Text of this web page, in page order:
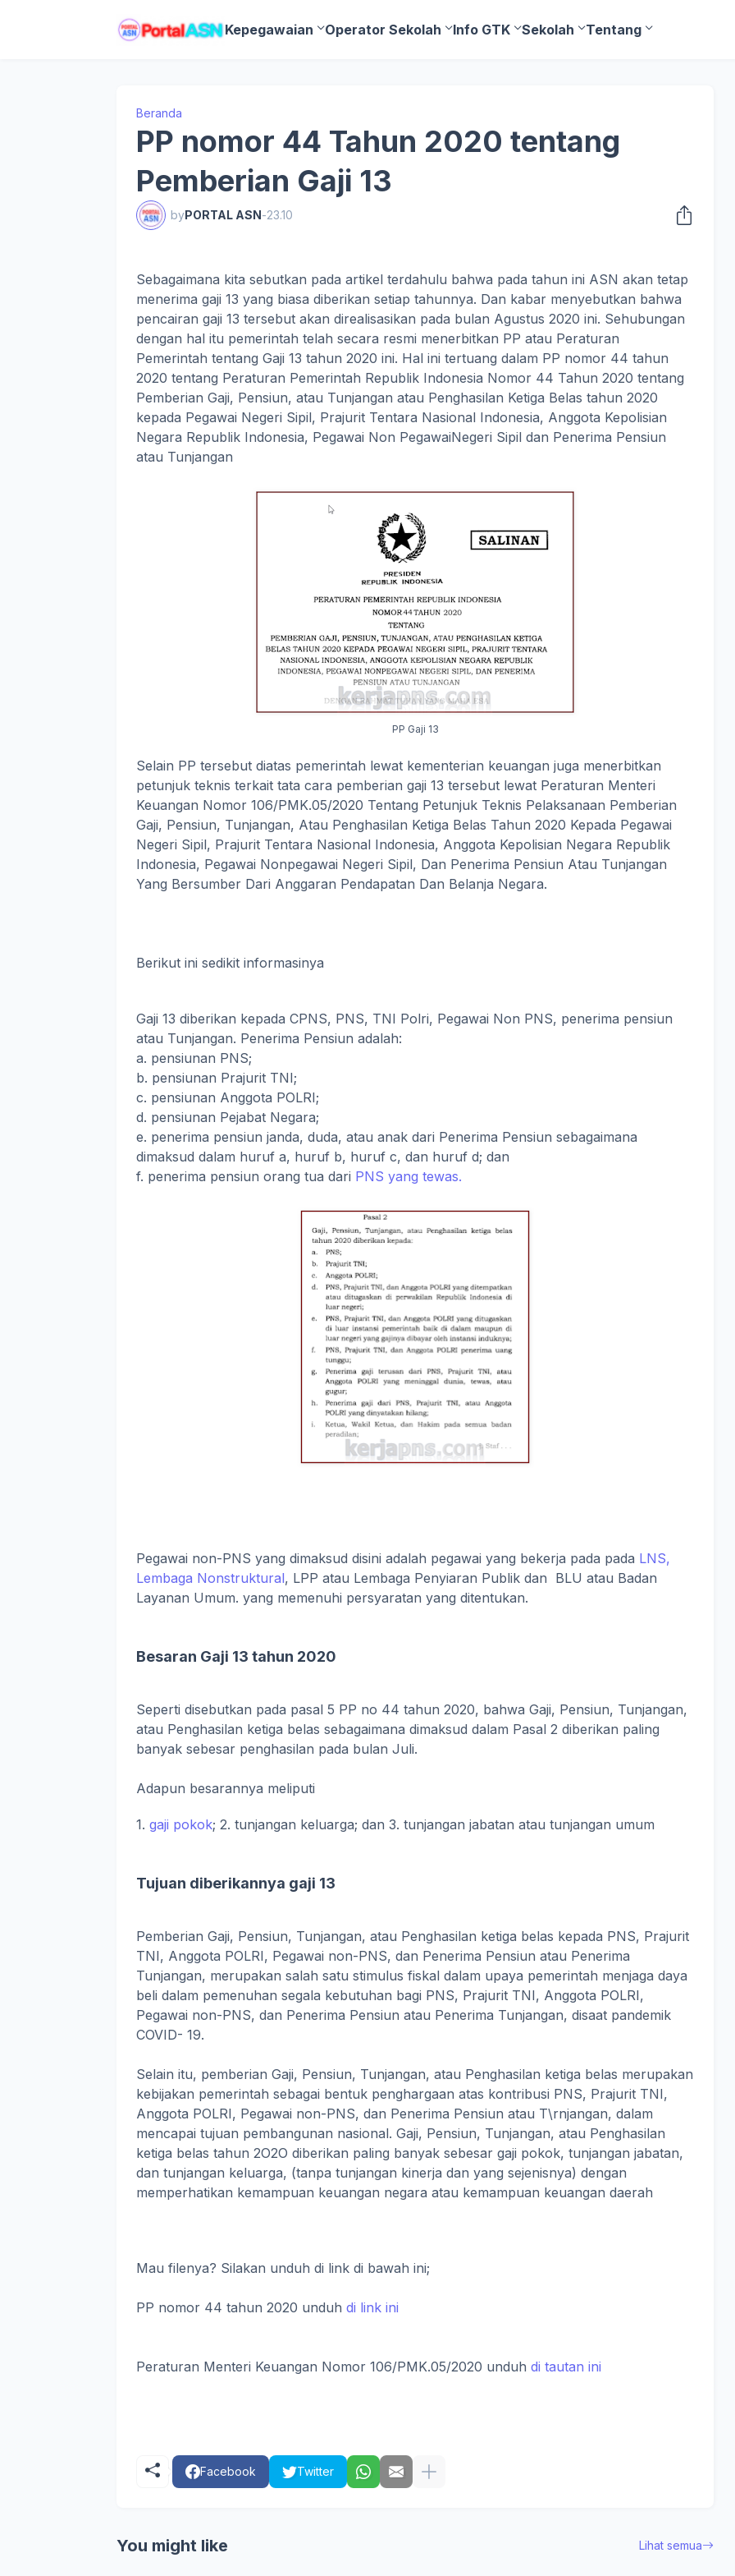
Kepegawaian Operator Sekolah Info GTK Sekolah Tentang
Beranda
PP nomor 44 Tahun 2020 tentang
Pemberian Gaji 13
byPORTAL ASN-23.10
Sebagaimana kita sebutkan pada artikel terdahulu bahwa pada tahun ini ASN akan tetap
menerima gaji 13 yang biasa diberikan setiap tahunnya. Dan kabar menyebutkan bahwa
pencairan gaji 13 tersebut akan direalisasikan pada bulan Agustus 2020 ini. Sehubungan
dengan hal itu pemerintah telah secara resmi menerbitkan PP atau Peraturan
Pemerintah tentang Gaji 13 tahun 2020 ini. Hal ini tertuang dalam PP nomor 44 tahun
2020 tentang Peraturan Pemerintah Republik Indonesia Nomor 44 Tahun 2020 tentang
Pemberian Gaji, Pensiun, atau Tunjangan atau Penghasilan Ketiga Belas tahun 2020
kepada Pegawai Negeri Sipil, Prajurit Tentara Nasional Indonesia, Anggota Kepolisian
Negara Republik Indonesia, Pegawai Non PegawaiNegeri Sipil dan Penerima Pensiun
atau Tunjangan
PP Gaji 13
Selain PP tersebut diatas pemerintah lewat kementerian keuangan juga menerbitkan
petunjuk teknis terkait tata cara pemberian gaji 13 tersebut lewat Peraturan Menteri
Keuangan Nomor 106/PMK.05/2020 Tentang Petunjuk Teknis Pelaksanaan Pemberian
Gaji, Pensiun, Tunjangan, Atau Penghasilan Ketiga Belas Tahun 2020 Kepada Pegawai
Negeri Sipil, Prajurit Tentara Nasional Indonesia, Anggota Kepolisian Negara Republik
Indonesia, Pegawai Nonpegawai Negeri Sipil, Dan Penerima Pensiun Atau Tunjangan
Yang Bersumber Dari Anggaran Pendapatan Dan Belanja Negara.
Berikut ini sedikit informasinya
Gaji 13 diberikan kepada CPNS, PNS, TNI Polri, Pegawai Non PNS, penerima pensiun
atau Tunjangan. Penerima Pensiun adalah:
a. pensiunan PNS;
b. pensiunan Prajurit TNI;
c. pensiunan Anggota POLRI;
d. pensiunan Pejabat Negara;
e. penerima pensiun janda, duda, atau anak dari Penerima Pensiun sebagaimana
dimaksud dalam huruf a, huruf b, huruf c, dan huruf d; dan
f. penerima pensiun orang tua dari PNS yang tewas.
Pegawai non-PNS yang dimaksud disini adalah pegawai yang bekerja pada pada LNS,
Lembaga Nonstruktural, LPP atau Lembaga Penyiaran Publik dan BLU atau Badan
Layanan Umum. yang memenuhi persyaratan yang ditentukan.
Besaran Gaji 13 tahun 2020
Seperti disebutkan pada pasal 5 PP no 44 tahun 2020, bahwa Gaji, Pensiun, Tunjangan,
atau Penghasilan ketiga belas sebagaimana dimaksud dalam Pasal 2 diberikan paling
banyak sebesar penghasilan pada bulan Juli.
Adapun besarannya meliputi
1. gaji pokok; 2. tunjangan keluarga; dan 3. tunjangan jabatan atau tunjangan umum
Tujuan diberikannya gaji 13
Pemberian Gaji, Pensiun, Tunjangan, atau Penghasilan ketiga belas kepada PNS, Prajurit
TNI, Anggota POLRI, Pegawai non-PNS, dan Penerima Pensiun atau Penerima
Tunjangan, merupakan salah satu stimulus fiskal dalam upaya pemerintah menjaga daya
beli dalam pemenuhan segala kebutuhan bagi PNS, Prajurit TNI, Anggota POLRI,
Pegawai non-PNS, dan Penerima Pensiun atau Penerima Tunjangan, disaat pandemik
COVID- 19.
Selain itu, pemberian Gaji, Pensiun, Tunjangan, atau Penghasilan ketiga belas merupakan
kebijakan pemerintah sebagai bentuk penghargaan atas kontribusi PNS, Prajurit TNI,
Anggota POLRI, Pegawai non-PNS, dan Penerima Pensiun atau T\rnjangan, dalam
mencapai tujuan pembangunan nasional. Gaji, Pensiun, Tunjangan, atau Penghasilan
ketiga belas tahun 2O2O diberikan paling banyak sebesar gaji pokok, tunjangan jabatan,
dan tunjangan keluarga, (tanpa tunjangan kinerja dan yang sejenisnya) dengan
memperhatikan kemampuan keuangan negara atau kemampuan keuangan daerah
Mau filenya? Silakan unduh di link di bawah ini;
PP nomor 44 tahun 2020 unduh di link ini
Peraturan Menteri Keuangan Nomor 106/PMK.05/2020 unduh di tautan ini
Facebook Twitter
You might like Lihat semua